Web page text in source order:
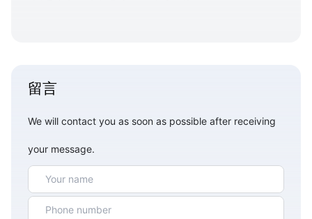
留言
We will contact you as soon as possible after receiving
your message.